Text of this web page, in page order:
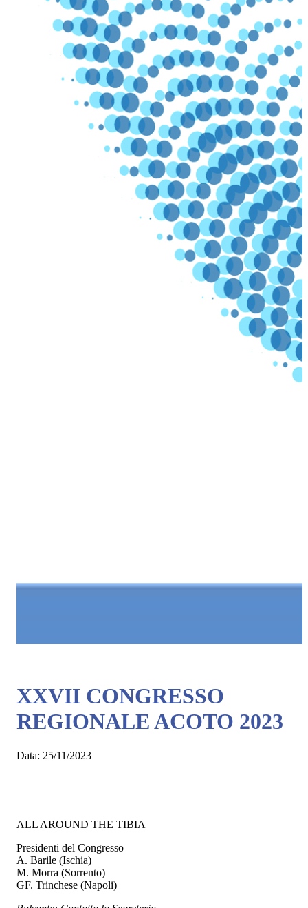
XXVII CONGRESSO
REGIONALE ACOTO 2023
Data: 25/11/2023
ALL AROUND THE TIBIA
Presidenti del Congresso
A. Barile (Ischia)
M. Morra (Sorrento)
GF. Trinchese (Napoli)